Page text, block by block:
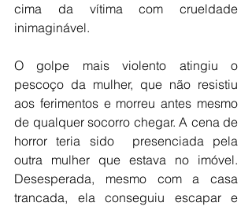
cima da vítima com crueldade
inimaginável.
O golpe mais violento atingiu o
pescoço da mulher, que não resistiu
aos ferimentos e morreu antes mesmo
de qualquer socorro chegar. A cena de
horror teria sido  presenciada pela
outra mulher que estava no imóvel.
Desesperada, mesmo com a casa
trancada, ela conseguiu escapar e